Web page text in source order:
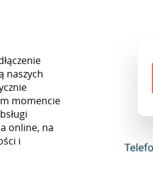
naszych
momencie
online, na
i